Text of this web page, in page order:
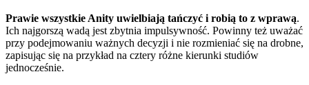
Prawie wszystkie Anity uwielbiają tańczyć i robią to z wprawą.
Ich najgorszą wadą jest zbytnia impulsywność. Powinny też uważać
przy podejmowaniu ważnych decyzji i nie rozmieniać się na drobne,
zapisując się na przykład na cztery różne kierunki studiów
jednocześnie.